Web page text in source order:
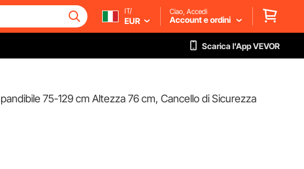
IT/
EUR
Ciao, Accedi
Account e ordini
Scarica l'App VEVOR
75-129 cm Altezza 76 cm, Cancello di Sicurezza